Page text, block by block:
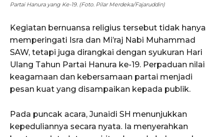
Partai Hanura yang Ke-19. (Foto. Pilar Merdeka/Fajaruddin)
Kegiatan bernuansa religius tersebut tidak hanya
memperingati Isra dan Mi’raj Nabi Muhammad
SAW, tetapi juga dirangkai dengan syukuran Hari
Ulang Tahun Partai Hanura ke-19. Perpaduan nilai
keagamaan dan kebersamaan partai menjadi
pesan kuat yang disampaikan kepada publik.
Pada puncak acara, Junaidi SH menunjukkan
kepeduliannya secara nyata. Ia menyerahkan